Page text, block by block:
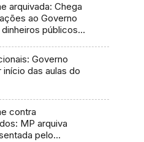
arquivada: Chega
ao Governo
públicos
Governo
início das aulas do
contra
MP arquiva
pelo